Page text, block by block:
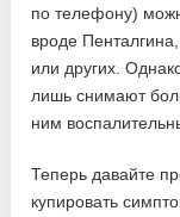
по телефону)
вроде
или других.
лишь снимают
ним
Теперь давайте
купировать